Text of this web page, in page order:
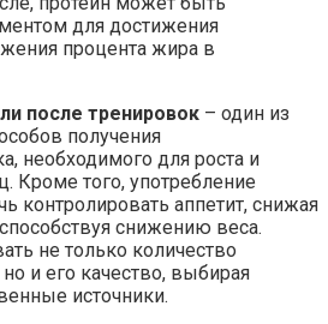
для достижения
процента жира в
после тренировок – один из
получения
необходимого для роста и
Кроме того, употребление
контролировать аппетит, снижая
снижению веса.
не только количество
и его качество, выбирая
источники.